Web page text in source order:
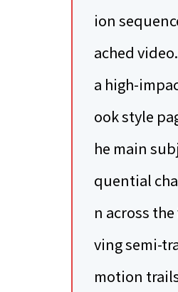
ion
ached
a high-
ook style
he main
quential
n across
ving semi-
motion